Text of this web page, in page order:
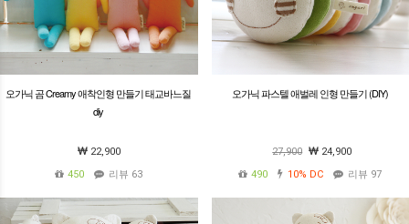
오가닉 곰 Creamy 애착인형 만들기 태교바느질
diy
22,900
450
리뷰 63
오가닉 파스텔 애벌레 인형 만들기 (DIY)
27,900
24,900
490
10% DC 리뷰 97